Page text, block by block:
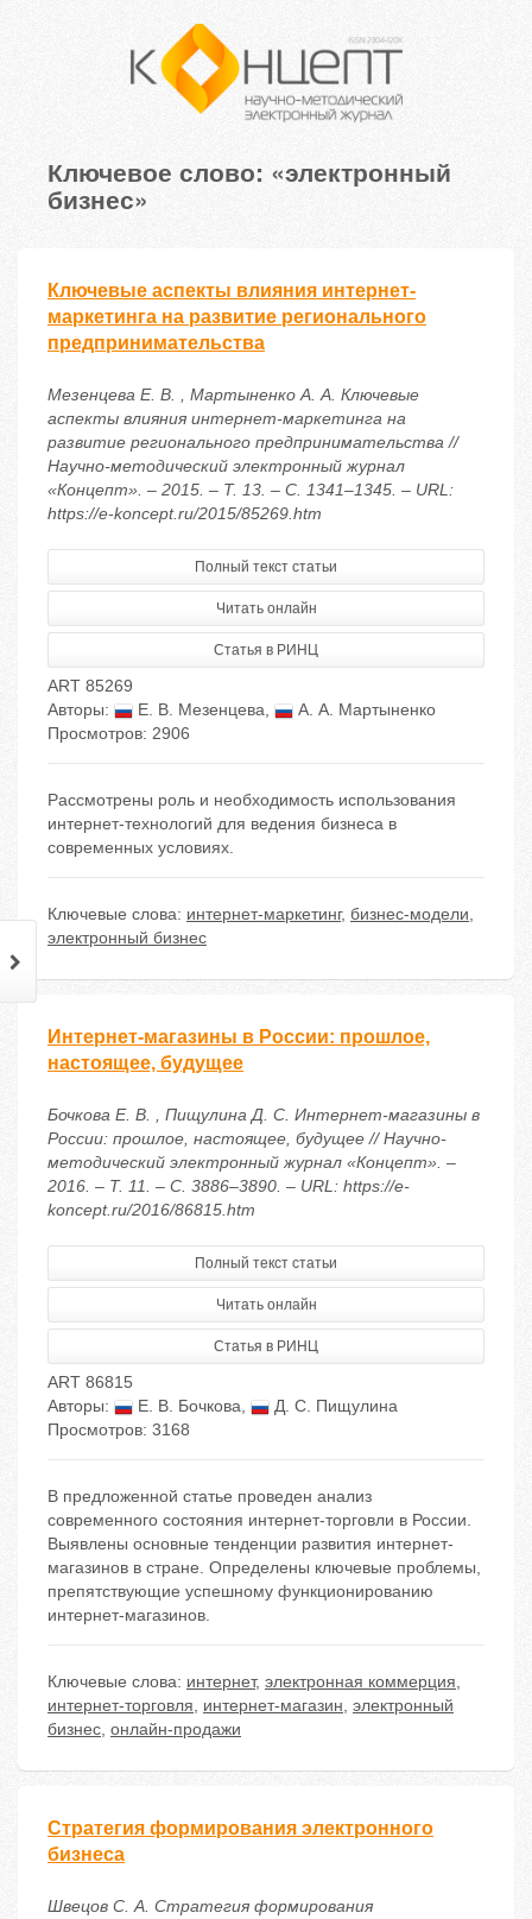
Ключевое слово: «электронный
бизнес»
Ключевые аспекты влияния интернет-
маркетинга на развитие регионального
предпринимательства
Мезенцева Е. В. , Мартыненко А. А. Ключевые
аспекты влияния интернет-маркетинга на
развитие регионального предпринимательства //
Научно-методический электронный журнал
«Концепт». – 2015. – Т. 13. – С. 1341–1345. – URL:
https://e-koncept.ru/2015/85269.htm
Полный текст статьи
Читать онлайн
Статья в РИНЦ
ART 85269
Авторы:
Е. В. Мезенцева,
А. А. Мартыненко
Просмотров: 2906
Рассмотрены роль и необходимость использования
интернет-технологий для ведения бизнеса в
современных условиях.
Ключевые слова: интернет-маркетинг, бизнес-модели,
электронный бизнес
Интернет-магазины в России: прошлое,
настоящее, будущее
Бочкова Е. В. , Пищулина Д. С. Интернет-магазины в
России: прошлое, настоящее, будущее // Научно-
методический электронный журнал «Концепт». –
2016. – Т. 11. – С. 3886–3890. – URL: https://e-
koncept.ru/2016/86815.htm
Полный текст статьи
Читать онлайн
Статья в РИНЦ
ART 86815
Авторы:
Е. В. Бочкова,
Д. С. Пищулина
Просмотров: 3168
В предложенной статье проведен анализ
современного состояния интернет-торговли в России.
Выявлены основные тенденции развития интернет-
магазинов в стране. Определены ключевые проблемы,
препятствующие успешному функционированию
интернет-магазинов.
Ключевые слова: интернет, электронная коммерция,
интернет-торговля, интернет-магазин, электронный
бизнес, онлайн-продажи
Стратегия формирования электронного
бизнеса
Швецов С. А. Стратегия формирования